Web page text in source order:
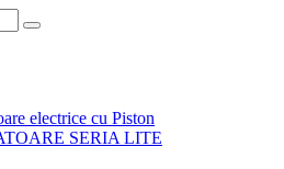
electrice cu Piston
SERIA LITE